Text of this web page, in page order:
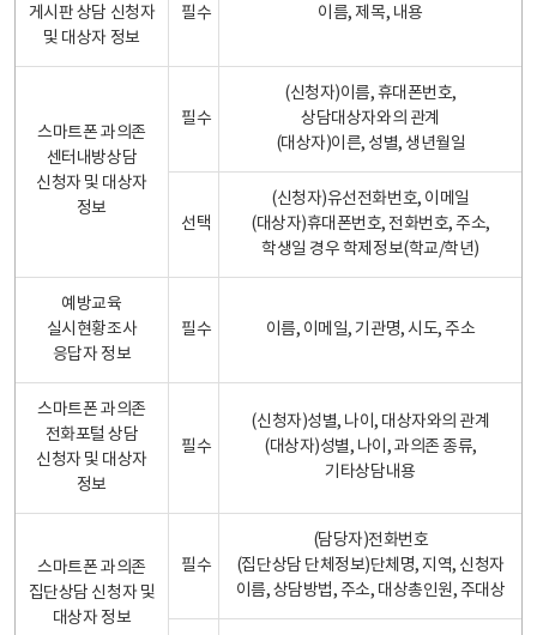
게시판 상담 신청자
및 대상자 정보
필수 이름, 제목, 내용
스마트폰 과의존
센터내방상담
신청자 및 대상자
정보
필수
(신청자)이름, 휴대폰번호,
상담대상자와의 관계
(대상자)이른, 성별, 생년월일
선택
(신청자)유선전화번호, 이메일
(대상자)휴대폰번호, 전화번호, 주소,
학생일 경우 학제정보(학교/학년)
예방교육
실시현황조사
응답자 정보
필수 이름, 이메일, 기관명, 시도, 주소
스마트폰 과의존
전화포털 상담
신청자 및 대상자
정보
필수
(신청자)성별, 나이, 대상자와의 관계
(대상자)성별, 나이, 과의존 종류,
기타상담내용
스마트폰 과의존
집단상담 신청자 및
대상자 정보
필수
(담당자)전화번호
(집단상담 단체정보)단체명, 지역, 신청자
이름, 상담방법, 주소, 대상총인원, 주대상